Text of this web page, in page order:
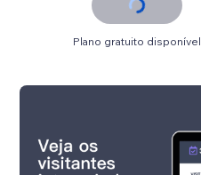
Plano gratuito disponível